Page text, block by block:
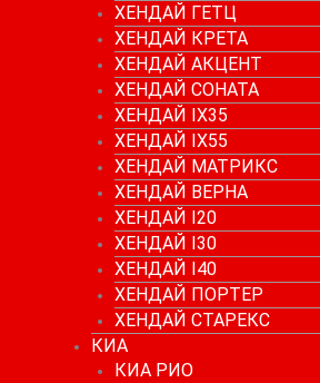
ХЕНДАЙ ГЕТЦ
ХЕНДАЙ КРЕТА
ХЕНДАЙ АКЦЕНТ
ХЕНДАЙ СОНАТА
ХЕНДАЙ IX35
ХЕНДАЙ IX55
ХЕНДАЙ МАТРИКС
ХЕНДАЙ ВЕРНА
ХЕНДАЙ I20
ХЕНДАЙ I30
ХЕНДАЙ I40
ХЕНДАЙ ПОРТЕР
ХЕНДАЙ СТАРЕКС
КИА
КИА РИО